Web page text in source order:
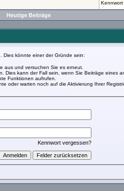
Kennwort
Heutige Beiträge
Dies könnte einer der Gründe sein:
aus und versuchen Sie es erneut.
Dies kann der Fall sein, wenn Sie Beiträge eines
Funktionen aufrufen.
oder warten noch auf die Aktivierung Ihrer
Kennwort vergessen?